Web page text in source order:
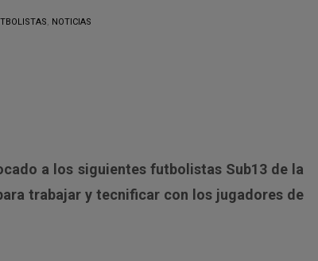
, NOTICIAS
a los siguientes futbolistas Sub13 de la
trabajar y tecnificar con los jugadores de